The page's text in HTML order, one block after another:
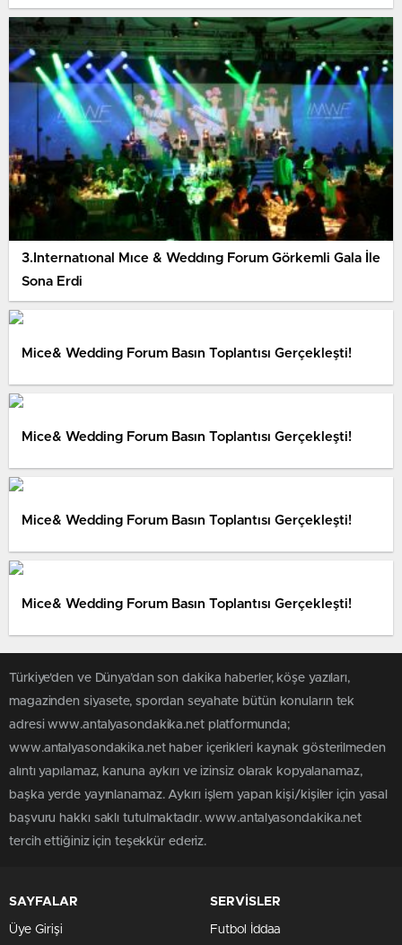
3.Internatıonal Mıce & Weddıng Forum Görkemli Gala İle
Sona Erdi
Mice& Wedding Forum Basın Toplantısı Gerçekleşti!
Mice& Wedding Forum Basın Toplantısı Gerçekleşti!
Mice& Wedding Forum Basın Toplantısı Gerçekleşti!
Mice& Wedding Forum Basın Toplantısı Gerçekleşti!
Türkiye'den ve Dünya’dan son dakika haberler, köşe yazıları,
magazinden siyasete, spordan seyahate bütün konuların tek
adresi www.antalyasondakika.net platformunda;
www.antalyasondakika.net haber içerikleri kaynak gösterilmeden
alıntı yapılamaz, kanuna aykırı ve izinsiz olarak kopyalanamaz,
başka yerde yayınlanamaz. Aykırı işlem yapan kişi/kişiler için yasal
başvuru hakkı saklı tutulmaktadır. www.antalyasondakika.net
tercih ettiğiniz için teşekkür ederiz.
SAYFALAR
Üye Girişi
SERVİSLER
Futbol İddaa